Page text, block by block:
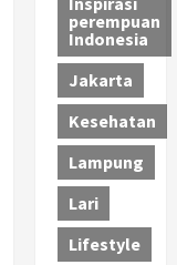
perempuan
Indonesia
Jakarta
Kesehatan
Lampung
Lari
Lifestyle